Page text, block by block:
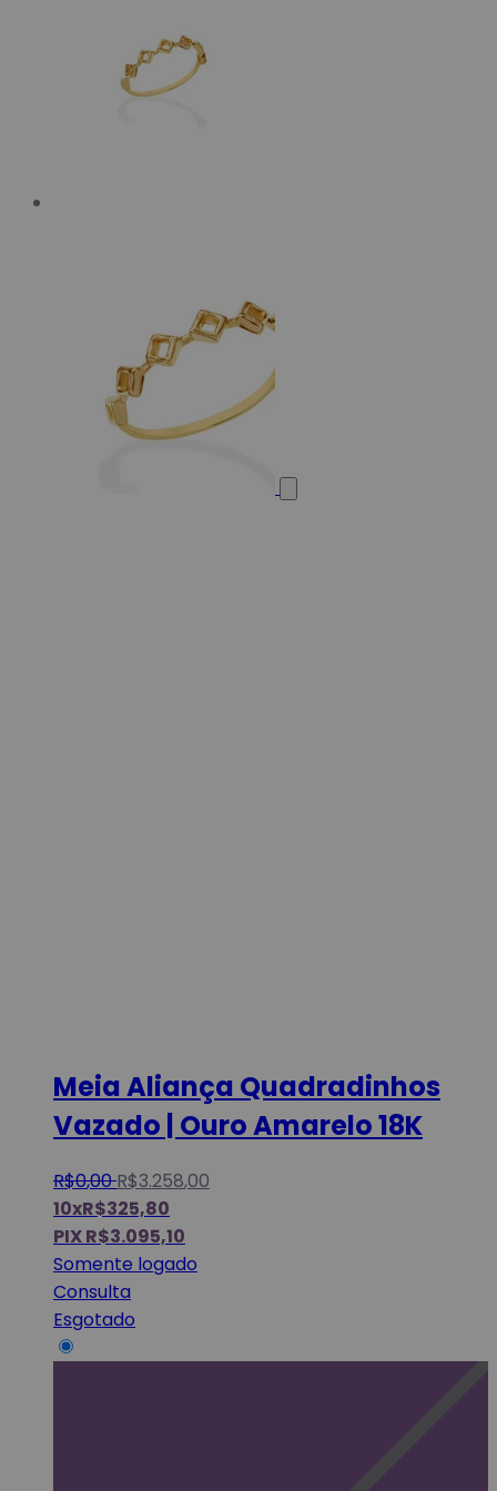
Meia Aliança Quadradinhos
Vazado | Ouro Amarelo 18K
R$0,00 R$3.258,00
10xR$325,80
PIXR$3.095,10
Somente logado
Consulta
Esgotado